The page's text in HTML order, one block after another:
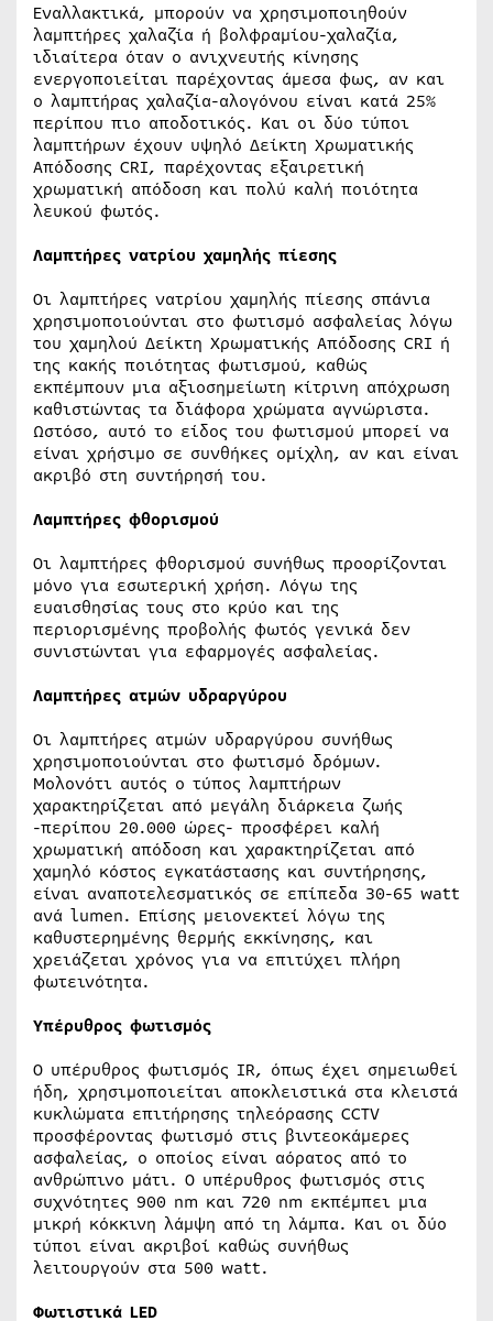
Εναλλακτικά, μπορούν να χρησιμοποιηθούν
λαμπτήρες χαλαζία ή βολφραμίου-χαλαζία,
ιδιαίτερα όταν ο ανιχνευτής κίνησης
ενεργοποιείται παρέχοντας άμεσα φως, αν και
ο λαμπτήρας χαλαζία-αλογόνου είναι κατά 25%
περίπου πιο αποδοτικός. Και οι δύο τύποι
λαμπτήρων έχουν υψηλό Δείκτη Χρωματικής
Απόδοσης CRI, παρέχοντας εξαιρετική
χρωματική απόδοση και πολύ καλή ποιότητα
λευκού φωτός.
Λαμπτήρες νατρίου χαμηλής πίεσης
Οι λαμπτήρες νατρίου χαμηλής πίεσης σπάνια
χρησιμοποιούνται στο φωτισμό ασφαλείας λόγω
του χαμηλού Δείκτη Χρωματικής Απόδοσης CRI ή
της κακής ποιότητας φωτισμού, καθώς
εκπέμπουν μια αξιοσημείωτη κίτρινη απόχρωση
καθιστώντας τα διάφορα χρώματα αγνώριστα.
Ωστόσο, αυτό το είδος του φωτισμού μπορεί να
είναι χρήσιμο σε συνθήκες ομίχλη, αν και είναι
ακριβό στη συντήρησή του.
Λαμπτήρες φθορισμού
Οι λαμπτήρες φθορισμού συνήθως προορίζονται
μόνο για εσωτερική χρήση. Λόγω της
ευαισθησίας τους στο κρύο και της
περιορισμένης προβολής φωτός γενικά δεν
συνιστώνται για εφαρμογές ασφαλείας.
Λαμπτήρες ατμών υδραργύρου
Οι λαμπτήρες ατμών υδραργύρου συνήθως
χρησιμοποιούνται στο φωτισμό δρόμων.
Μολονότι αυτός ο τύπος λαμπτήρων
χαρακτηρίζεται από μεγάλη διάρκεια ζωής
-περίπου 20.000 ώρες- προσφέρει καλή
χρωματική απόδοση και χαρακτηρίζεται από
χαμηλό κόστος εγκατάστασης και συντήρησης,
είναι αναποτελεσματικός σε επίπεδα 30-65 watt
ανά lumen. Επίσης μειονεκτεί λόγω της
καθυστερημένης θερμής εκκίνησης, και
χρειάζεται χρόνος για να επιτύχει πλήρη
φωτεινότητα.
Υπέρυθρος φωτισμός
Ο υπέρυθρος φωτισμός IR, όπως έχει σημειωθεί
ήδη, χρησιμοποιείται αποκλειστικά στα κλειστά
κυκλώματα επιτήρησης τηλεόρασης CCTV
προσφέροντας φωτισμό στις βιντεοκάμερες
ασφαλείας, ο οποίος είναι αόρατος από το
ανθρώπινο μάτι. Ο υπέρυθρος φωτισμός στις
συχνότητες 900 nm και 720 nm εκπέμπει μια
μικρή κόκκινη λάμψη από τη λάμπα. Και οι δύο
τύποι είναι ακριβοί καθώς συνήθως
λειτουργούν στα 500 watt.
Φωτιστικά LED